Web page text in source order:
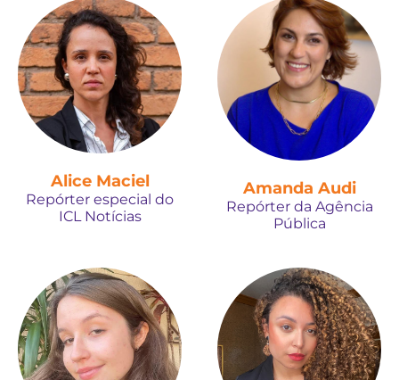
Alice Maciel
Repórter especial do
ICL Notícias
Amanda Audi
Repórter da Agência
Pública